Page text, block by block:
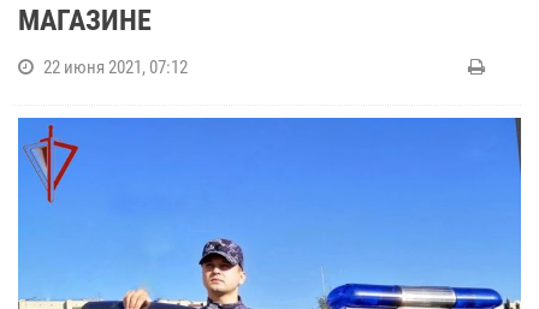
МАГАЗИНЕ
22 июня 2021, 07:12